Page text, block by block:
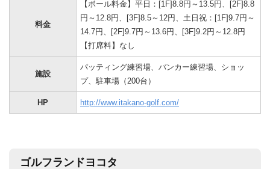
料金
【ボール料金】平日：[1F]8.8円～13.5円、[2F]8.8
円～12.8円、[3F]8.5～12円、土日祝：[1F]9.7円～
14.7円、[2F]9.7円～13.6円、[3F]9.2円～12.8円
【打席料】なし
施設
パッティング練習場、バンカー練習場、ショッ
プ、駐車場（200台）
HP http://www.itakano-golf.com/
ゴルフランドヨコタ